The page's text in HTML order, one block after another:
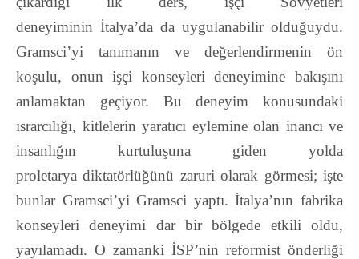
deneyiminin İtalya’da da uygulanabilir olduğuydu.
Gramsci’yi tanımanın ve değerlendirmenin ön
koşulu, onun işçi konseyleri deneyimine bakışını
anlamaktan geçiyor. Bu deneyim konusundaki
ısrarcılığı, kitlelerin yaratıcı eylemine olan inancı ve
insanlığın kurtuluşuna giden yolda
proletaryadiktatörlüğünü zaruri olarak görmesi; işte
bunlar Gramsci’yi Gramsci yaptı.İtalya’nın fabrika
konseyleri deneyimi dar bir bölgede etkili oldu,
yayılamadı. O zamanki İSP’nin reformist önderliği